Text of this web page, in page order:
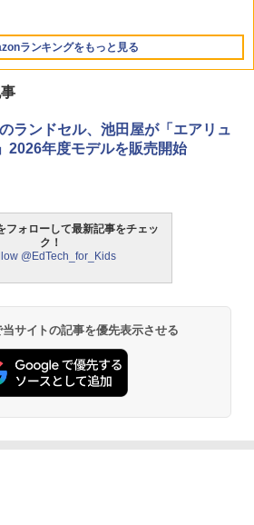
ランキングをもっと見る
ランドセル、池田屋が「エアリュ
2026年度モデルを販売開始
フォローして最新記事をチェッ
ク！
@EdTech_for_Kids
サイトの記事を優先表示させる